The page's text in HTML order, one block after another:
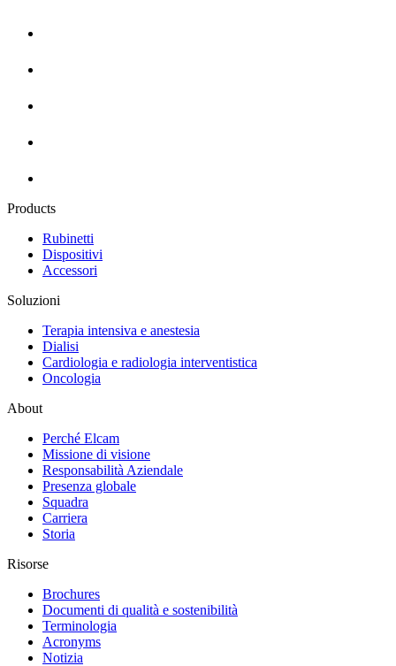
Products
Rubinetti
Dispositivi
Accessori
Soluzioni
Terapia intensiva e anestesia
Dialisi
Cardiologia e radiologia interventistica
Oncologia
About
Perché Elcam
Missione di visione
Responsabilità Aziendale
Presenza globale
Squadra
Carriera
Storia
Risorse
Brochures
Documenti di qualità e sostenibilità
Terminologia
Acronyms
Notizia